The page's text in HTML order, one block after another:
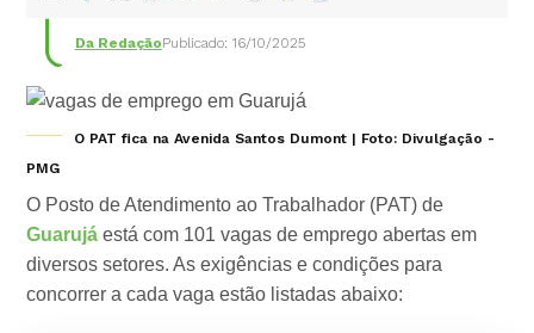
Da RedaçãoPublicado: 16/10/2025
O PAT fica na Avenida Santos Dumont | Foto: Divulgação -
PMG
O Posto de Atendimento ao Trabalhador (PAT) de
Guarujá está com 101 vagas de emprego abertas em
diversos setores. As exigências e condições para
concorrer a cada vaga estão listadas abaixo: